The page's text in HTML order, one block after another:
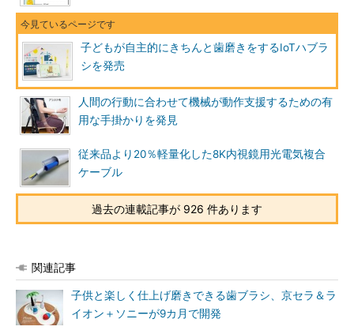
子どもが自主的にきちんと歯磨きをするIoTハブラ
シを発売
人間の行動に合わせて機械が動作支援するための有
用な手掛かりを発見
従来品より20％軽量化した8K内視鏡用光電気複合
ケーブル
過去の連載記事が 926 件あります
関連記事
子供と楽しく仕上げ磨きできる歯ブラシ、京セラ＆ラ
イオン＋ソニーが9カ月で開発